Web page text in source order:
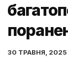
30 ТРАВНЯ,